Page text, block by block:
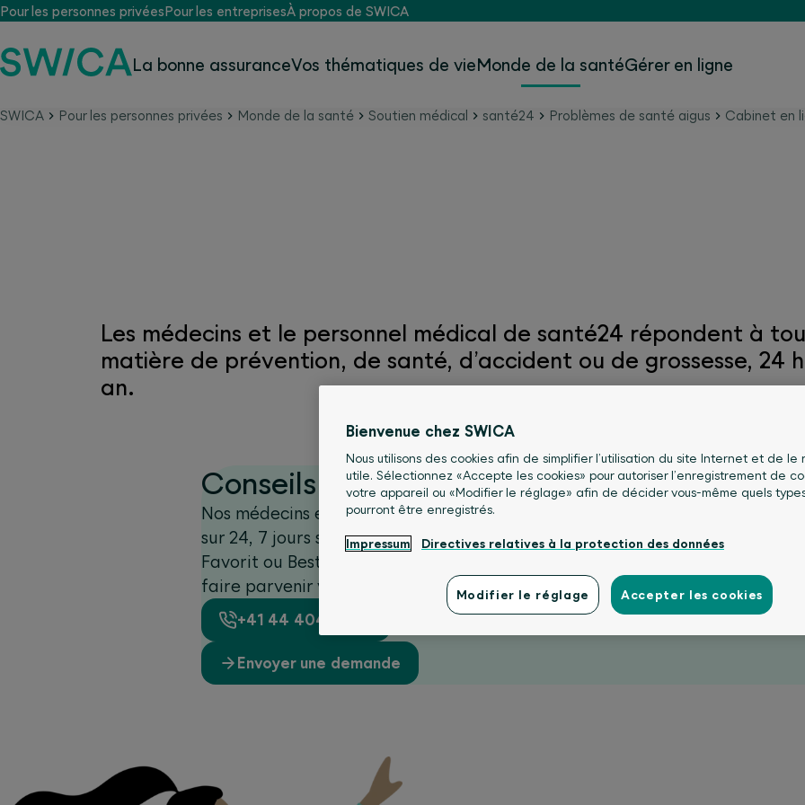
Pour les personnes privéesPour les entreprisesÀ propos de SWICA
La bonne assuranceVos thématiques de vieMonde de la santéGérer en ligne
SWICA Pour les personnes privées Monde de la santé Soutien médical santé24 Problèmes de santé aigus Cabinet en
Les médecins et le personnel médical de santé24 répondent à
matière de prévention, de santé, d’accident ou de grossesse, 24
an.
Conseils médicaux 24 heures sur 24
Nos médecins et notre personnel médical répondent à vos questions en
sur 24, 7 jours sur 7. Le conseil est gratuit pour les personnes assurées chez
Favorit ou BestMed. Contactez-nous par téléphone ou remplissez le
faire parvenir votre demande.
+41 44 404 86 86
Envoyer une demande
Bienvenue chez SWICA
Nous utilisons des cookies afin de simplifier l’utilisation du site Internet et de le
utile. Sélectionnez «Accepte les cookies» pour autoriser l’enregistrement de
votre appareil ou «Modifier le réglage» afin de décider vous-même quels
pourront être enregistrés.
Impressum Directives relatives à la protection des données
Modifier le réglage Accepter les cookies